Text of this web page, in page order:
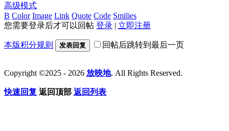
高级模式
B Color Image Link Quote Code Smilies
您需要登录后才可以回帖 登录 | 立即注册
本版积分规则 发表回复 回帖后跳转到最后一页
Copyright ©2025 - 2026 放映地. All Rights Reserved.
快速回复 返回顶部 返回列表